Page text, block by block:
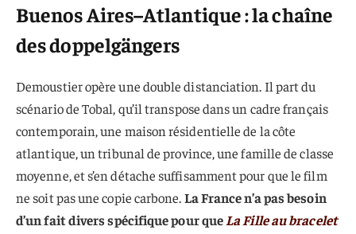
Buenos Aires–Atlantique : la chaîne
des doppelgängers
Demoustier opère une double distanciation. Il part du
scénario de Tobal, qu’il transpose dans un cadre français
contemporain, une maison résidentielle de la côte
atlantique, un tribunal de province, une famille de classe
moyenne, et s’en détache suffisamment pour que le film
ne soit pas une copie carbone.La France n’a pas besoin
d’un fait divers spécifique pour queLa Fille au bracelet